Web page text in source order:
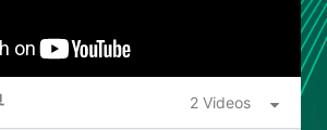
2 Videos